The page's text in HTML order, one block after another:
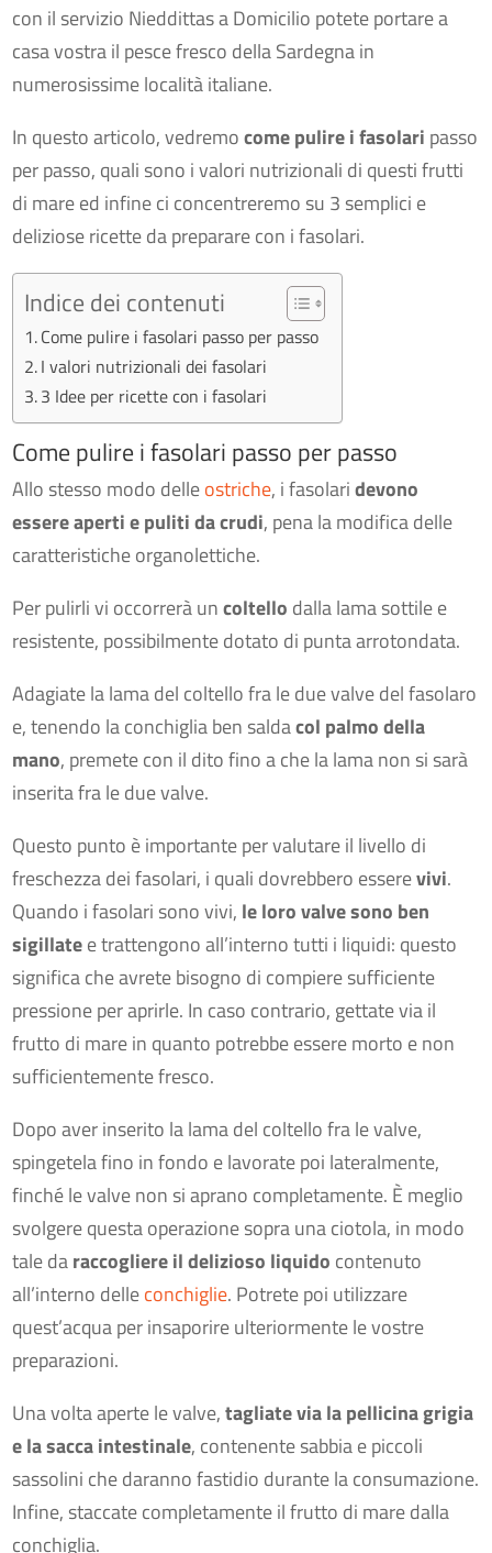
con il servizio Nieddittas a Domicilio potete portare a
casa vostra il pesce fresco della Sardegna in
numerosissime località italiane.
In questo articolo, vedremocome pulire i fasolari passo
per passo, quali sono i valori nutrizionali di questi frutti
di mare ed infine ci concentreremo su 3 semplici e
deliziose ricette da preparare con i fasolari.
Indice dei contenuti
Come pulire i fasolari passo per passo
I valori nutrizionali dei fasolari
3 Idee per ricette con i fasolari
Come pulire i fasolari passo per passo
Allo stesso modo delleostriche, i fasolaridevono
essere aperti e puliti da crudi, pena la modifica delle
caratteristiche organolettiche.
Per pulirli vi occorrerà uncoltello dalla lama sottile e
resistente, possibilmente dotato di punta arrotondata.
Adagiate la lama del coltello fra le due valve del fasolaro
e, tenendo la conchiglia ben saldacol palmo della
mano, premete con il dito fino a che la lama non si sarà
inserita fra le due valve.
Questo punto è importante per valutare il livello di
freschezza dei fasolari, i quali dovrebbero esserevivi.
Quando i fasolari sono vivi, le loro valve sono ben
sigillatee trattengono all’interno tutti i liquidi: questo
significa che avrete bisogno di compiere sufficiente
pressione per aprirle. In caso contrario, gettate via il
frutto di mare in quanto potrebbe essere morto e non
sufficientemente fresco.
Dopo aver inserito la lama del coltello fra le valve,
spingetela fino in fondo e lavorate poi lateralmente,
finché le valve non si aprano completamente. È meglio
svolgere questa operazione sopra una ciotola, in modo
tale daraccogliere il delizioso liquido contenuto
all’interno delleconchiglie. Potrete poi utilizzare
quest’acqua per insaporire ulteriormente le vostre
preparazioni.
Una volta aperte le valve,tagliate via la pellicina grigia
e la sacca intestinale, contenente sabbia e piccoli
sassolini che daranno fastidio durante la consumazione.
Infine, staccate completamente il frutto di mare dalla
conchiglia.